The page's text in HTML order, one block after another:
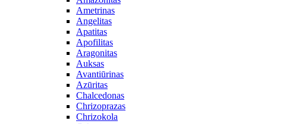
Ametrinas
Angelitas
Apatitas
Apofilitas
Aragonitas
Auksas
Avantiūrinas
Azūritas
Chalcedonas
Chrizoprazas
Chrizokola